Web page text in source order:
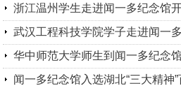
浙江温州学生走进闻一多纪念馆
武汉工程科技学院学子走进闻一
华中师范大学师生到闻一多纪念
闻一多纪念馆入选湖北“三大精神”